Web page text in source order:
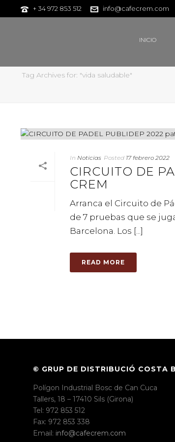
+ 34 972 853 512 info@cafecrem.com
INICIO
Tag Archives for: "vida saludable"
In Noticias Posted 17 febrero 2022
CIRCUITO DE
CREM
Arranca el Circuito de
de 7 pruebas que se
Barcelona. Los [...]
READ MORE
© GRUP DE DISTRIBUCIÓ COSTA
Polígon Industrial Bosc de Can Cuca
Tallers, 18 – 17410 Sils (Girona)
Tel: 972 853 512
Fax: 972 853 338
Email: info@cafecrem.com